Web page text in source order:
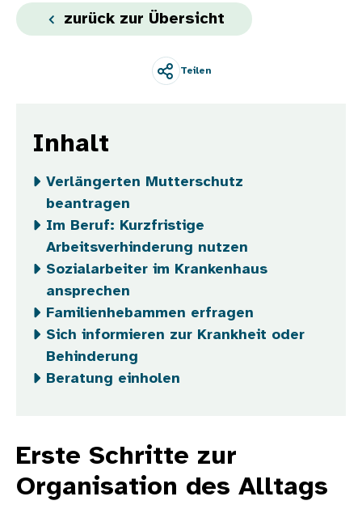
zurück zur Übersicht
Teilen
Inhalt
Verlängerten Mutterschutz
beantragen
Im Beruf: Kurzfristige
Arbeitsverhinderung nutzen
Sozialarbeiter im Krankenhaus
ansprechen
Familienhebammen erfragen
Sich informieren zur Krankheit oder
Behinderung
Beratung einholen
Erste Schritte zur
Organisation des Alltags